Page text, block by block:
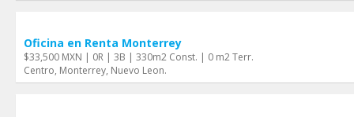
Oficina en Renta Monterrey
$33,500 MXN | 0R | 3B | 330m2 Const. | 0 m2 Terr.
Centro, Monterrey, Nuevo Leon.